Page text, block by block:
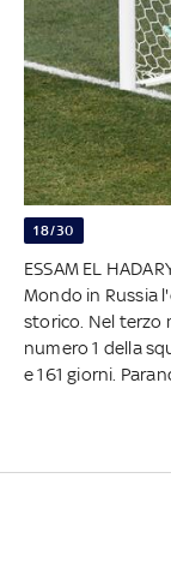
18/30
ESSAM EL
Mondo in Russia
storico. Nel terzo
numero 1 della
e 161 giorni.